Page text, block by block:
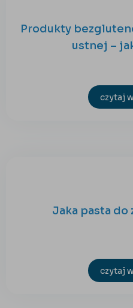
Produkty
ustnej –
czytaj
Jaka pasta do
czytaj